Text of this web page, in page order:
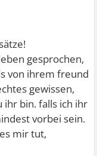
gesprochen,
von ihrem freund
gewissen,
ihr bin. falls ich ihr
vorbei sein.
mir tut,